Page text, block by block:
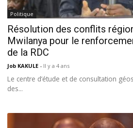
Politique
Résolution des conflits
Mwilanya pour le
de la RDC
Job KAKULE - Il y a 4 ans
Le centre d’étude et de consultation
des...